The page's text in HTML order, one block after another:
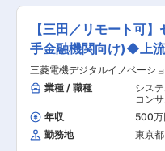
各サービス部門へフィードバ
値向上に貢献 ■魅力・身につくスキル ・大企業
のDXプロジェクトに参画し、
大きい案件に携われます。製
めとする幅広い法人のお客さ
関与し、企業の業務変革を支
ができます。 ・組織横断で業
マネジメント力・リーダーシ
営業・技術・サービス部門な
働し、調整・推進スキルを高
るITS本部ITマネジメント部の
ントユニットにおける、ユニ
ます。 ■業務内容： ITリスクマネジメントユニッ
トのユニット長候補として、
す。 情報漏洩対策の強化推進
リティに関する深い知識と実
田糖化グループ全体に対し情
化・戦略的に推進できる体制
の標準化・効率化を図りなが
巻き込み情報セキュリティ強
立案・推進・達成いただきます。 ■業務詳
【三田／リモート可
手金融機関向け)◆上
クス
三菱電機デジタルイノベーシ
業種 / 職種
シス
コン
ティ
ワー
年収 500万
勤務地
東京都